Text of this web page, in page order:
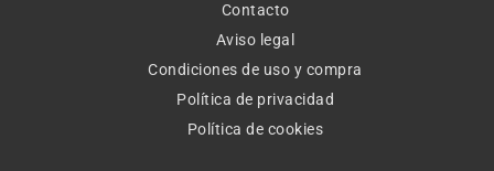
Contacto
Aviso legal
Condiciones de uso y compra
Política de privacidad
Política de cookies